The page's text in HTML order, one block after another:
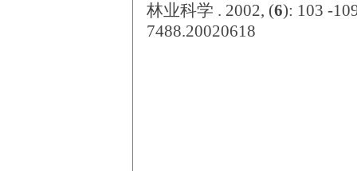
林业科学 . 2002, (6): 103 -
7488.20020618